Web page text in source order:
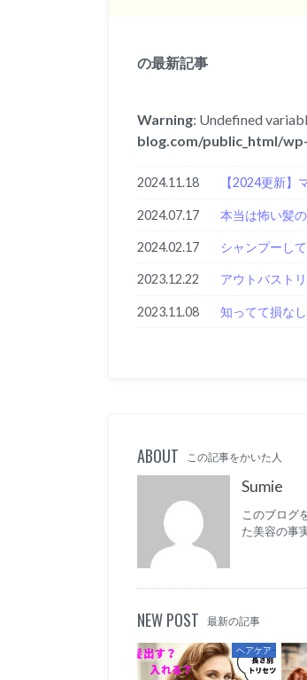
の最新記事
Warning: Undefined
blog.com/public_html/
2024.11.18 【2024更新
2024.07.17 本当は怖い髪
2024.02.17 シャンプーし
2023.12.22 アウトバスト
2023.11.08 知ってて損な
ABOUT この記事をかいた人
Sumie
このブログ
た美容の事
NEW POST 最新の記事
ヘアケア